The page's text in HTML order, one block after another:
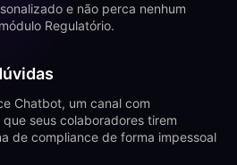
e não perca nenhum
Regulatório.
Chatbot, um canal com
seus colaboradores tirem
de compliance de forma impessoal